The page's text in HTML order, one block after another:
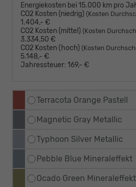
Energiekosten bei 15.000 km pro
CO2 Kosten (niedrig) (Kosten
1.404,- €
CO2 Kosten (mittel) (Kosten
3.334,50 €
CO2 Kosten (hoch) (Kosten
5.148,- €
Jahressteuer: 169,- €
Terracota Orange Pastell
Magnetic Gray Metallic
Typhoon Silver Metallic
Pebble Blue Mineraleffekt
Ocado Green Mineraleffekt